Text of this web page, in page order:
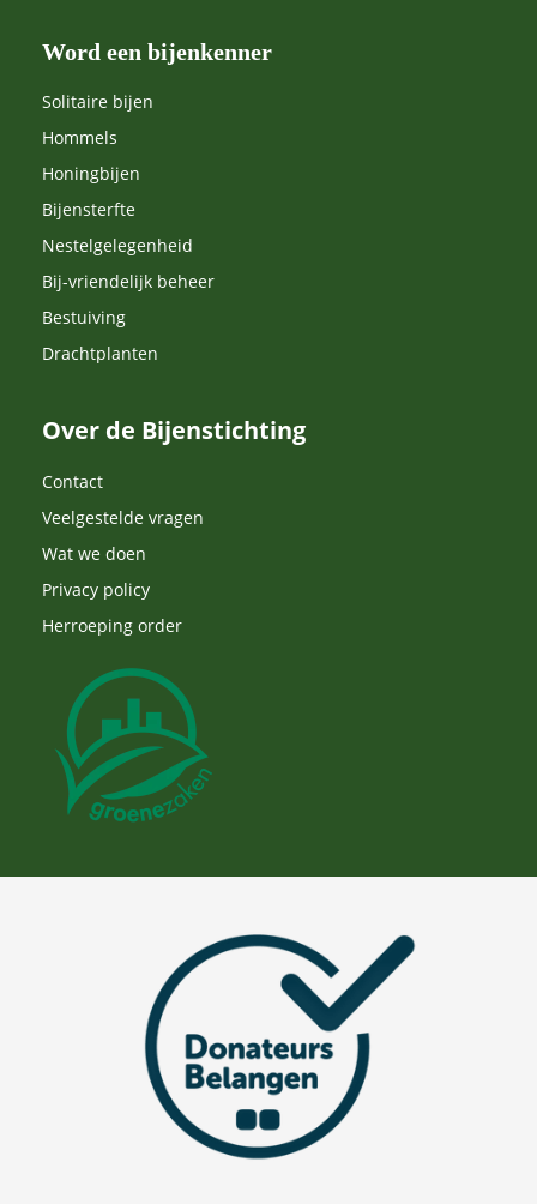
Word een bijenkenner
Solitaire bijen
Hommels
Honingbijen
Bijensterfte
Nestelgelegenheid
Bij-vriendelijk beheer
Bestuiving
Drachtplanten
Over de Bijenstichting
Contact
Veelgestelde vragen
Wat we doen
Privacy policy
Herroeping order